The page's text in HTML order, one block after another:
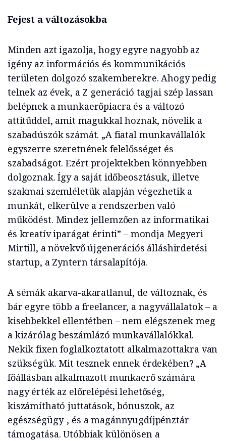
Fejest a változásokba
Minden azt igazolja, hogy egyre nagyobb az
igény az információs és kommunikációs
területen dolgozó szakemberekre. Ahogy pedig
telnek az évek, a Z generáció tagjai szép lassan
belépnek a munkaerőpiacra és a változó
attitűddel, amit magukkal hoznak, növelik a
szabadúszók számát. „A fiatal munkavállalók
egyszerre szeretnének felelősséget és
szabadságot. Ezért projektekben könnyebben
dolgoznak. Így a saját időbeosztásuk, illetve
szakmai szemléletük alapján végezhetik a
munkát, elkerülve a rendszerben való
működést. Mindez jellemzően az informatikai
és kreatív iparágat érinti” – mondja Megyeri
Mirtill, a növekvő újgenerációs álláshirdetési
startup, a Zyntern társalapítója.
A sémák akarva-akaratlanul, de változnak, és
bár egyre több a freelancer, a nagyvállalatok – a
kisebbekkel ellentétben – nem elégszenek meg
a kizárólag beszámlázó munkavállalókkal.
Nekik fixen foglalkoztatott alkalmazottakra van
szükségük. Mit tesznek ennek érdekében? „A
főállásban alkalmazott munkaerő számára
nagy érték az előrelépési lehetőség,
kiszámítható juttatások, bónuszok, az
egészségügy-, és a magánnyugdíjpénztár
támogatása. Utóbbiak különösen a